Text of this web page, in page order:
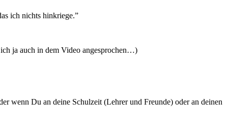
ich nichts hinkriege.”
ja auch in dem Video angesprochen…)
wenn Du an deine Schulzeit (Lehrer und Freunde) oder an deinen